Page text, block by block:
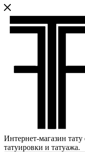
Интернет-магазин
татуировки и татуажа.